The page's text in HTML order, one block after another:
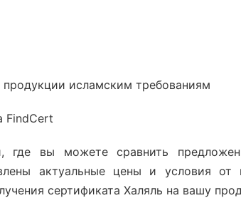
исламским требованиям
FindCert
где вы можете сравнить
актуальные цены и условия от
сертификата Халяль на вашу